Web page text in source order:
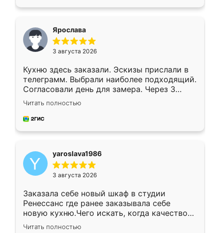
Ярослава
3 августа 2026
Кухню здесь заказали. Эскизы прислали в
телеграмм. Выбрали наиболее подходящий.
Согласовали день для замера. Через 3
недели кухня была уже готова. Остались
довольны работой. Спасибо Ренессанс
мебель за качественную работу!
Читать полностью
yaroslava1986
3 августа 2026
Заказала себе новый шкаф в студии
Ренессанс где ранее заказывала себе
новую кухню.Чего искать, когда качеством
вполне довольна. Служит кухня уже почти
Читать полностью